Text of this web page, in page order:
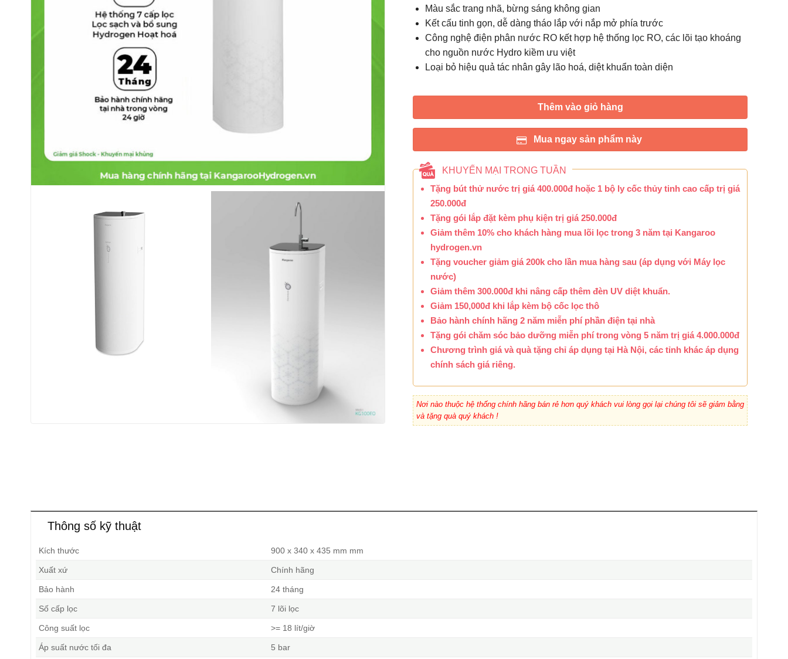
Màu sắc trang nhã, bừng sáng không gian
Kết cấu tinh gọn, dễ dàng tháo lắp với nắp mở phía trước
Công nghệ điện phân nước RO kết hợp hệ thống lọc RO, các lõi tạo khoáng
cho nguồn nước Hydro kiềm ưu việt
Loại bỏ hiệu quả tác nhân gây lão hoá, diệt khuẩn toàn diện
Thêm vào giỏ hàng
Mua ngay sản phẩm này
KHUYẾN MẠI TRONG TUẦN
Tặng bút thử nước trị giá 400.000đ hoặc 1 bộ ly cốc thủy tinh cao cấp trị giá
250.000đ
Tặng gói lắp đặt kèm phụ kiện trị giá 250.000đ
Giảm thêm 10% cho khách hàng mua lõi lọc trong 3 năm tại Kangaroo
hydrogen.vn
Tặng voucher giảm giá 200k cho lần mua hàng sau (áp dụng với Máy lọc
nước)
Giảm thêm 300.000đ khi nâng cấp thêm đèn UV diệt khuẩn.
Giảm 150,000đ khi lắp kèm bộ cốc lọc thô
Bảo hành chính hãng 2 năm miễn phí phần điện tại nhà
Tặng gói chăm sóc bảo dưỡng miễn phí trong vòng 5 năm trị giá 4.000.000đ
Chương trình giá và quà tặng chỉ áp dụng tại Hà Nội, các tỉnh khác áp dụng
chính sách giá riêng.
Nơi nào thuộc hệ thống chính hãng bán rẻ hơn quý khách vui lòng gọi lại chúng tôi sẽ giảm bằng
và tặng quà quý khách !
Thông số kỹ thuật
Kích thước 900 x 340 x 435 mm mm
Xuất xứ Chính hãng
Bảo hành 24 tháng
Số cấp lọc 7 lõi lọc
Công suất lọc >= 18 lít/giờ
Áp suất nước tối đa 5 bar